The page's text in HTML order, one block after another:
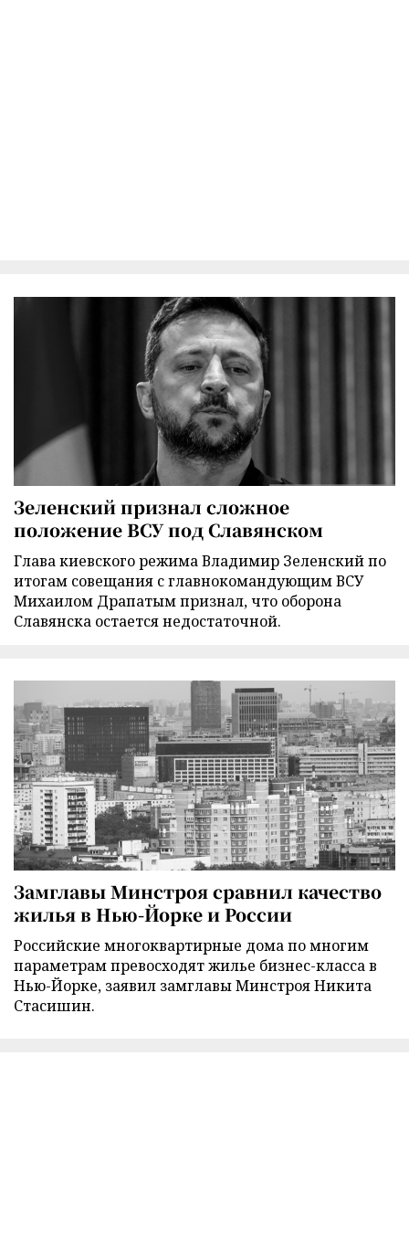
Зеленский признал сложное
положение ВСУ под Славянском
Глава киевского режима Владимир Зеленский по
итогам совещания с главнокомандующим ВСУ
Михаилом Драпатым признал, что оборона
Славянска остается недостаточной.
Замглавы Минстроя сравнил качество
жилья в Нью-Йорке и России
Российские многоквартирные дома по многим
параметрам превосходят жилье бизнес-класса в
Нью-Йорке, заявил замглавы Минстроя Никита
Стасишин.